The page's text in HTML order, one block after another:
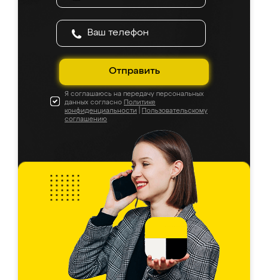
Отправить
Я соглашаюсь на передачу персональных
данных согласно Политике
конфиденциальности
Пользовательскому
соглашению